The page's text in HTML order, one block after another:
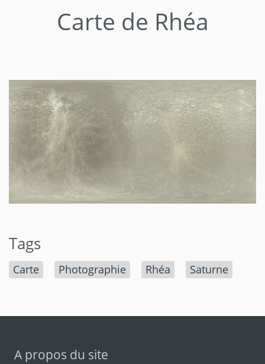
Carte de Rhéa
Tags
Carte Photographie Rhéa Saturne
A propos du site